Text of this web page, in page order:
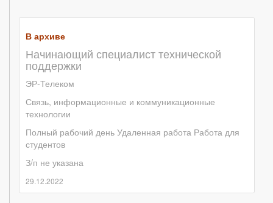
В архиве
Начинающий специалист технической
поддержки
ЭР-Телеком
Связь, информационные и коммуникационные
технологии
Полный рабочий день Удаленная работа Работа для
студентов
З/п не указана
29.12.2022